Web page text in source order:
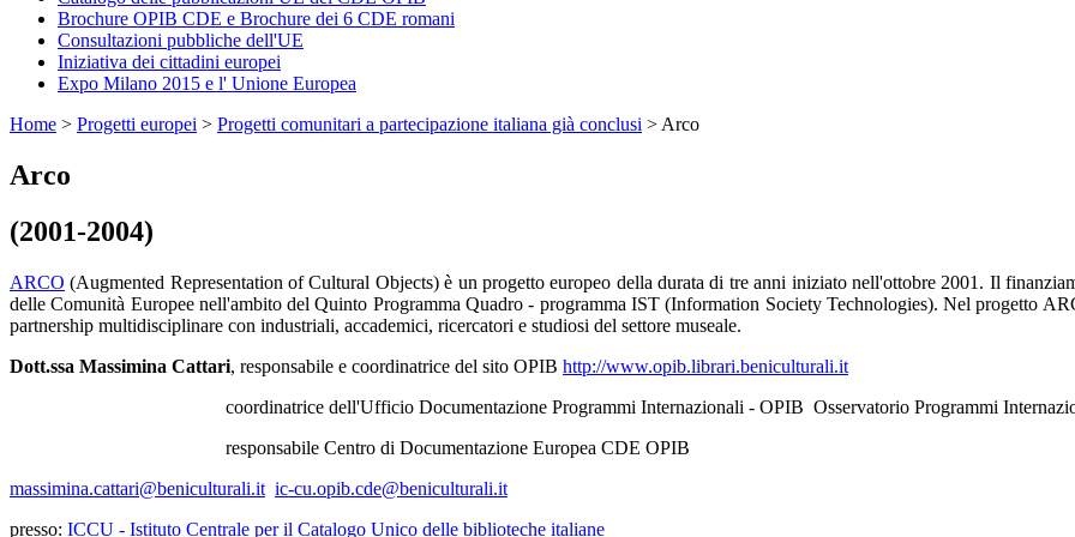
Brochure OPIB CDE e Brochure dei 6 CDE romani
Consultazioni pubbliche dell'UE
Iniziativa dei cittadini europei
Expo Milano 2015 e l' Unione Europea
Home > Progetti europei > Progetti comunitari a partecipazione italiana già conclusi > Arco
Arco
(2001-2004)
ARCO (Augmented Representation of Cultural Objects) è un progetto europeo della durata di tre anni iniziato nell'ottobre 2001. Il
delle Comunità Europee nell'ambito del Quinto Programma Quadro - programma IST (Information Society Technologies). Nel progetto
partnership multidisciplinare con industriali, accademici, ricercatori e studiosi del settore museale.
Dott.ssa Massimina Cattari, responsabile e coordinatrice del sito OPIB http://www.opib.librari.beniculturali.it
coordinatrice dell'Ufficio Documentazione Programmi Internazionali - OPIB Osservatorio Programmi
responsabile Centro di Documentazione Europea CDE OPIB
massimina.cattari@beniculturali.it ic-cu.opib.cde@beniculturali.it
presso: ICCU - Istituto Centrale per il Catalogo Unico delle biblioteche italiane